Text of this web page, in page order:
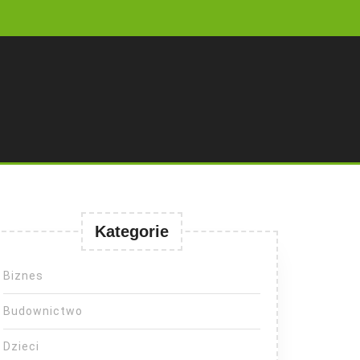
Kategorie
Biznes
Budownictwo
Dzieci